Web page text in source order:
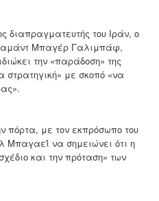
διαπραγματευτής του Ιράν, ο
Μπαγέρ Γαλιμπάφ,
την «παράδοση» της
με σκοπό «να
πόρτα, με τον εκπρόσωπο του
Μπαγαεΐ να σημειώνει ότι η
και την πρόταση» των